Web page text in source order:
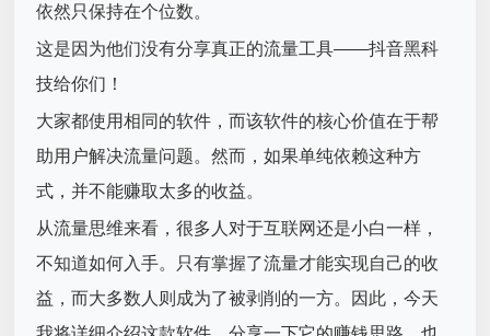
依然只保持在个位数。
这是因为他们没有分享真正的流量工具——抖音黑科
技给你们！
大家都使用相同的软件，而该软件的核心价值在于帮
助用户解决流量问题。然而，如果单纯依赖这种方
式，并不能赚取太多的收益。
从流量思维来看，很多人对于互联网还是小白一样，
不知道如何入手。只有掌握了流量才能实现自己的收
益，而大多数人则成为了被剥削的一方。因此，今天